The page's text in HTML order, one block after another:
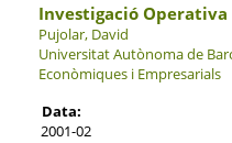
Investigació Operativa
Pujolar, David
Universitat Autònoma de
Econòmiques i Empresarials
Data:
2001-02